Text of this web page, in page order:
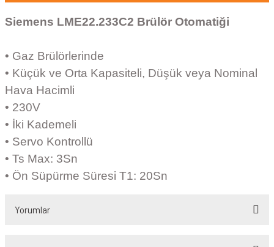
Siemens LME22.233C2 Brülör Otomatiği
• Gaz Brülörlerinde
• Küçük ve Orta Kapasiteli, Düşük veya Nominal
Hava Hacimli
• 230V
• İki Kademeli
• Servo Kontrollü
• Ts Max: 3Sn
• Ön Süpürme Süresi T1: 20Sn
Yorumlar